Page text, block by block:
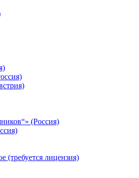
(Россия)
(требуется лицензия)